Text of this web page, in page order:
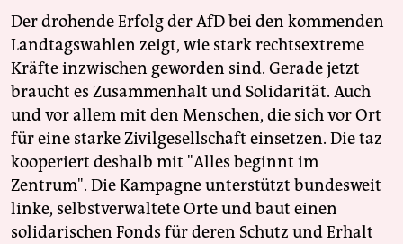
Der drohende Erfolg der AfD bei den kommenden
Landtagswahlen zeigt, wie stark rechtsextreme
Kräfte inzwischen geworden sind. Gerade jetzt
braucht es Zusammenhalt und Solidarität. Auch
und vor allem mit den Menschen, die sich vor Ort
für eine starke Zivilgesellschaft einsetzen. Die taz
kooperiert deshalb mit "Alles beginnt im
Zentrum". Die Kampagne unterstützt bundesweit
linke, selbstverwaltete Orte und baut einen
solidarischen Fonds für deren Schutz und Erhalt